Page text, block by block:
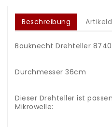
Beschreibung
Bauknecht Drehteller
Durchmesser 36cm
Dieser Drehteller ist
Mikrowelle: